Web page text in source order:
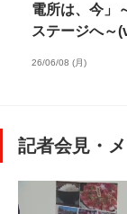
電所は、今」
ステージへ～
26/06/08 (月)
記者会見・